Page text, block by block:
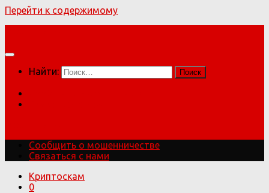
Перейти к содержимому
Найти:
Сообщить о мошенничестве
Связаться с нами
Криптоскам
0